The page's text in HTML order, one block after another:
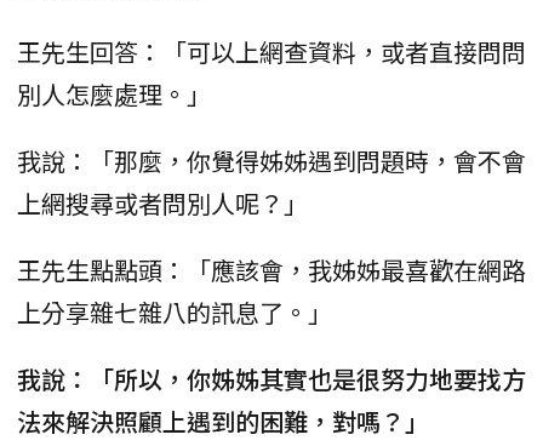
王先生回答：「可以上網查資料，或者直接問問
別人怎麼處理。」
我說：「那麼，你覺得姊姊遇到問題時，會不會
上網搜尋或者問別人呢？」
王先生點點頭：「應該會，我姊姊最喜歡在網路
上分享雜七雜八的訊息了。」
我說：「所以，你姊姊其實也是很努力地要找方
法來解決照顧上遇到的困難，對嗎？」